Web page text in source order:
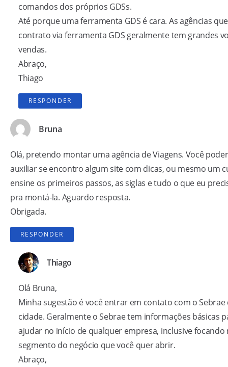
comandos dos próprios GDSs.
Até porque uma ferramenta GDS é cara. As agências
contrato via ferramenta GDS geralmente tem grandes
vendas.
Abraço,
Thiago
RESPONDER
Bruna
Olá, pretendo montar uma agência de Viagens. Você
auxiliar se encontro algum site com dicas, ou mesmo um
ensine os primeiros passos, as siglas e tudo o que eu
pra montá-la. Aguardo resposta.
Obrigada.
RESPONDER
Thiago
Olá Bruna,
Minha sugestão é você entrar em contato com o Sebrae
cidade. Geralmente o Sebrae tem informações básicas
ajudar no início de qualquer empresa, inclusive focando
segmento do negócio que você quer abrir.
Abraço,